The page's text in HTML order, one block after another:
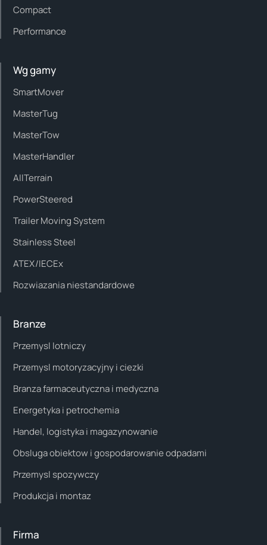
Compact
Performance
Wg gamy
SmartMover
MasterTug
MasterTow
MasterHandler
AllTerrain
PowerSteered
Trailer Moving System
Stainless Steel
ATEX/IECEx
Rozwiazania niestandardowe
Branze
Przemysl lotniczy
Przemysl motoryzacyjny i ciezki
Branza farmaceutyczna i medyczna
Energetyka i petrochemia
Handel, logistyka i magazynowanie
Obsluga obiektow i gospodarowanie odpadami
Przemysl spozywczy
Produkcja i montaz
Firma